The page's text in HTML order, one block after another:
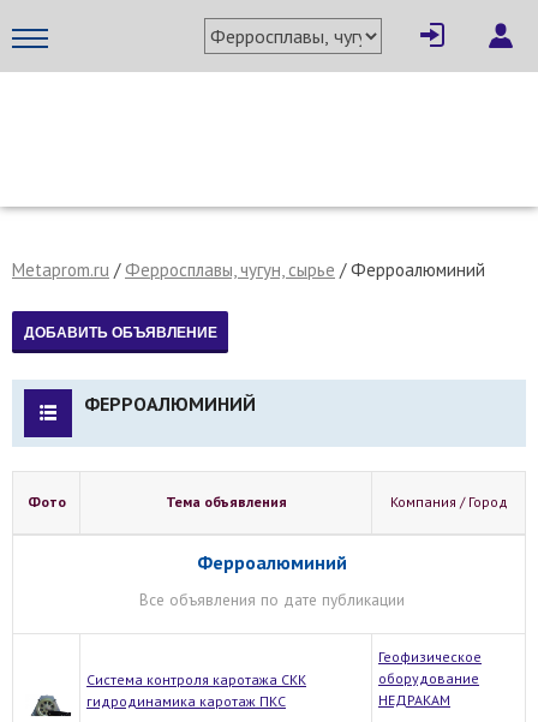
Metaprom.ru /Ферросплавы, чугун, сырье /Ферроалюминий
ФЕРРОАЛЮМИНИЙ
Фото Тема объявления Компания / Город
Ферроалюминий
Все объявления по дате публикации
Система контроля каротажа СКК
гидродинамика каротаж ПКС
Геофизическое
оборудование
НЕДРАКАМ